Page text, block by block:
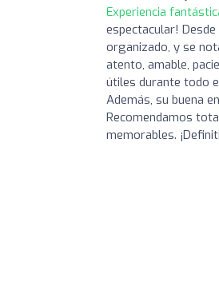
Experiencia
espectacular!
organizado, y se
atento, amable,
útiles durante todo
Además, su buena
Recomendamos
memorables.